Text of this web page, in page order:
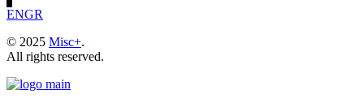
ENGR
© 2025 Misc+.
All rights reserved.